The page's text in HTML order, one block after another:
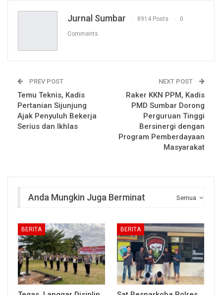
Jurnal Sumbar 8914 Posts 0
Comments
PREV POST
Temu Teknis, Kadis
Pertanian Sijunjung
Ajak Penyuluh Bekerja
Serius dan Ikhlas
NEXT POST
Raker KKN PPM, Kadis
PMD Sumbar Dorong
Perguruan Tinggi
Bersinergi dengan
Program Pemberdayaan
Masyarakat
Semua
Anda Mungkin Juga Berminat
BERITA BERITA